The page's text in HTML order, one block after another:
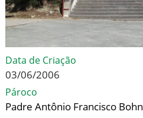
Data de Criação
03/06/2006
Pároco
Padre Antônio Francisco Bohn